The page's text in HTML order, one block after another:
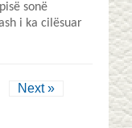
sonë
i ka cilësuar
Next »